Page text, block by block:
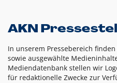
AKN
In unserem Pressebereich
sowie ausgewählte
Mediendatenbank stellen wir
für redaktionelle Zwecke zur